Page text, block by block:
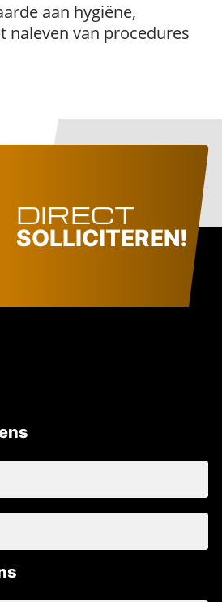
aan hygiëne,
naleven van procedures
DIRECT
SOLLICITEREN!